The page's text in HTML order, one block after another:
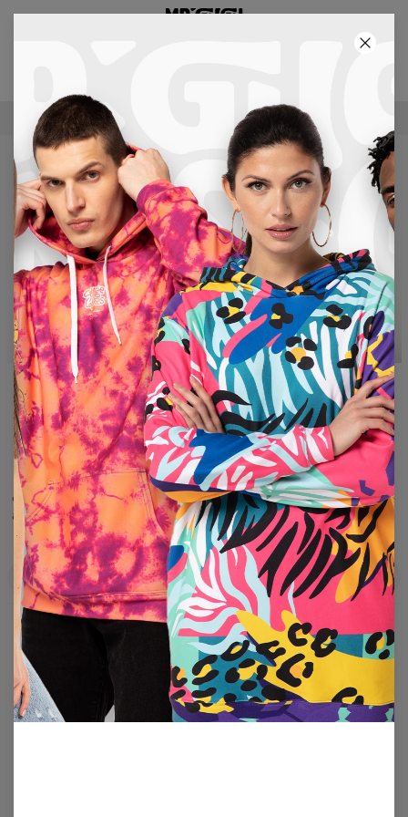
LIVRAISON GRATUITE À PARTIR DE €60
Sports bras
CHECK NOW
Longsleeve tops
CHECK NOW
TOPS
Elevate your sportswear with options for every woman! Mr. Gugu
& Miss Go presents a range that includes both long-sleeved tops
and sports bras, giving you the freedom to select what resonates
most with your style and comfort.
Filters En vedette